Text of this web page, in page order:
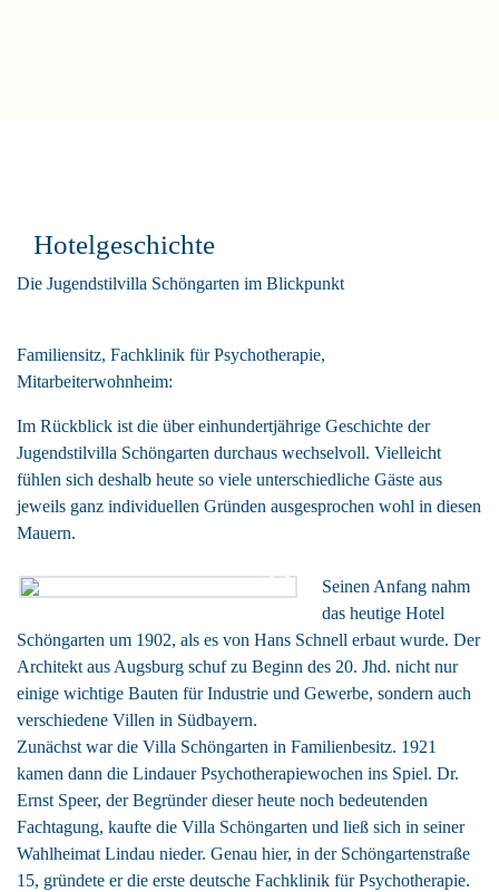
Hotelgeschichte
Die Jugendstilvilla Schöngarten im Blickpunkt
Familiensitz, Fachklinik für Psychotherapie,
Mitarbeiterwohnheim:
Im Rückblick ist die über einhundertjährige Geschichte der
Jugendstilvilla Schöngarten durchaus wechselvoll. Vielleicht
fühlen sich deshalb heute so viele unterschiedliche Gäste aus
jeweils ganz individuellen Gründen ausgesprochen wohl in diesen
Mauern.
Seinen Anfang nahm
das heutige Hotel
Schöngarten um 1902, als es von Hans Schnell erbaut wurde. Der
Architekt aus Augsburg schuf zu Beginn des 20. Jhd. nicht nur
einige wichtige Bauten für Industrie und Gewerbe, sondern auch
verschiedene Villen in Südbayern.
Zunächst war die Villa Schöngarten in Familienbesitz. 1921
kamen dann die Lindauer Psychotherapiewochen ins Spiel. Dr.
Ernst Speer, der Begründer dieser heute noch bedeutenden
Fachtagung, kaufte die Villa Schöngarten und ließ sich in seiner
Wahlheimat Lindau nieder. Genau hier, in der Schöngartenstraße
15, gründete er die erste deutsche Fachklinik für Psychotherapie.